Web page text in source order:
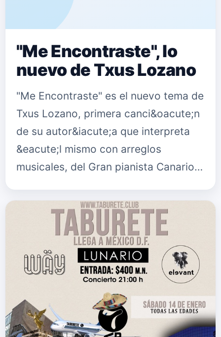
"Me Encontraste", lo
nuevo de Txus Lozano
"Me Encontraste" es el nuevo tema de
Txus Lozano, primera canci&oacute;n
de su autor&iacute;a que interpreta
&eacute;l mismo con arreglos
musicales, del Gran pianista Canario,
Lozano en: Su Twitter twitt…